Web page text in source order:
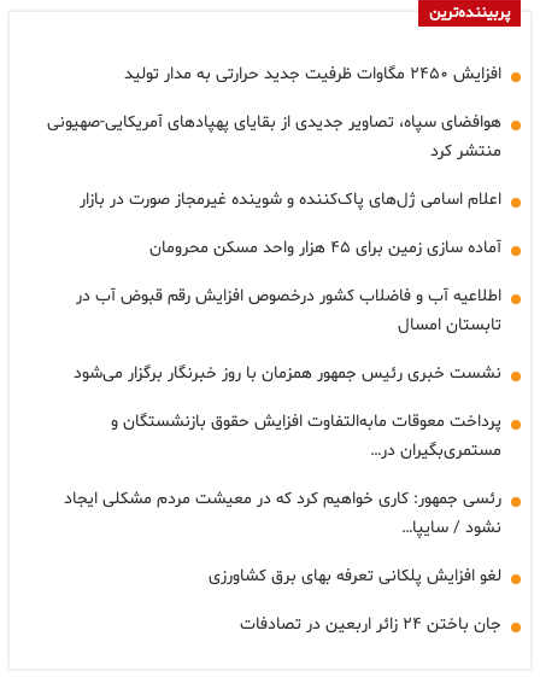
پربیننده‌ترین
افزایش ۲۴۵۰ مگاوات ظرفیت جدید حرارتی به مدار تولید
هوافضای سپاه، تصاویر جدیدی از بقایای پهپادهای آمریکایی-صهیونی
منتشر کرد
اعلام اسامی ژل‌های پاک‌کننده و شوینده غیرمجاز صورت در بازار
آماده سازی زمین برای ۴۵ هزار واحد مسکن محرومان
اطلاعیه آب و فاضلاب کشور درخصوص افزایش رقم قبوض آب در
تابستان امسال
نشست خبری رئیس جمهور همزمان با روز خبرنگار برگزار می‌شود
پرداخت معوقات مابه‌التفاوت افزایش حقوق بازنشستگان و
مستمری‌بگیران در…
رئسی جمهور: کاری خواهیم کرد که در معیشت مردم مشکلی ایجاد
نشود / سایپا…
لغو افزایش پلکانی تعرفه بهای برق کشاورزی
جان باختن ۲۴ زائر اربعین در تصادفات